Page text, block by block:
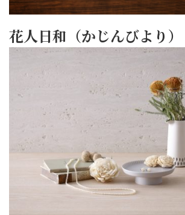
花人日和（かじんびより）